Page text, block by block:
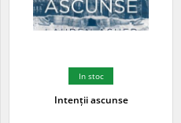
In stoc
Intenții ascunse